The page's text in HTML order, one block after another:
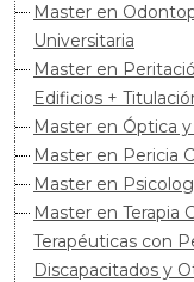
Master en
Universitaria
Master en
Edificios +
Master en Óptica
Master en Pericia
Master en
Master en Terapia
Terapéuticas con
Discapacitados y